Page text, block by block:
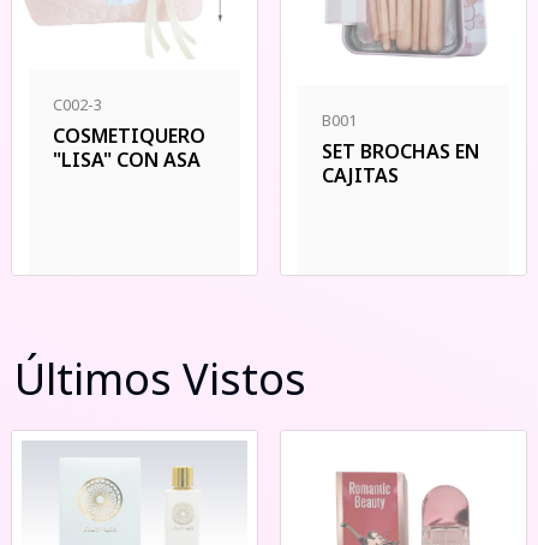
C002-3
COSMETIQUERO
"LISA" CON ASA
B001
SET BROCHAS EN
CAJITAS
Últimos Vistos